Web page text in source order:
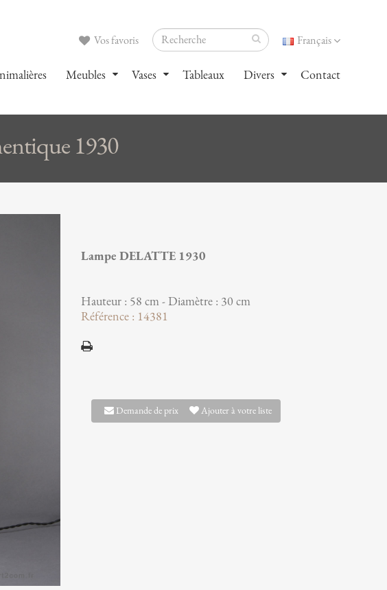
Français
Vos favoris
Meubles Vases Tableaux Divers Contact
1930
Lampe DELATTE 1930
Hauteur : 58 cm - Diamètre : 30 cm
Référence : 14381
Demande de prix Ajouter à votre liste